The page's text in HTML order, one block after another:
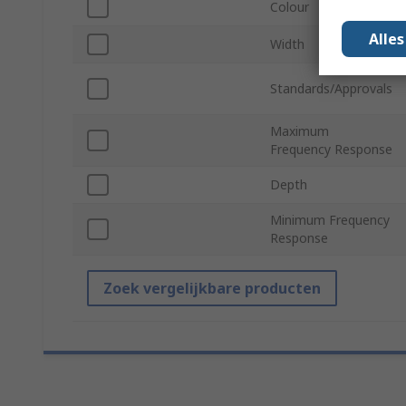
Colour
Width
Standards/Approvals
Maximum
Frequency Response
Depth
Minimum Frequency
Response
Zoek vergelijkbare producten